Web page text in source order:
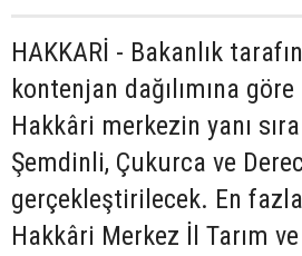
HAKKARİ - Bakanlık
kontenjan dağılımına
Hakkâri merkezin yanı
Şemdinli, Çukurca ve
gerçekleştirilecek. En
Hakkâri Merkez İl Tarım